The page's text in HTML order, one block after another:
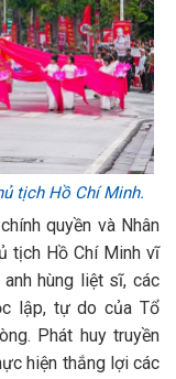
tịch Hồ Chí Minh.
quyền và Nhân
tịch Hồ Chí Minh vĩ
hùng liệt sĩ, các
lập, tự do của Tổ
Phát huy truyền
hiện thắng lợi các